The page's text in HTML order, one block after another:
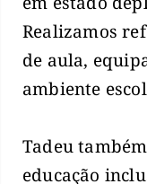
Realizamos
de aula,
ambiente
Tadeu
educação